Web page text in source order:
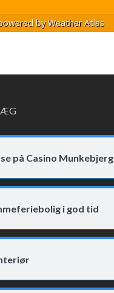
byWeather Atlas
på Casino Munkebjerg
i god tid